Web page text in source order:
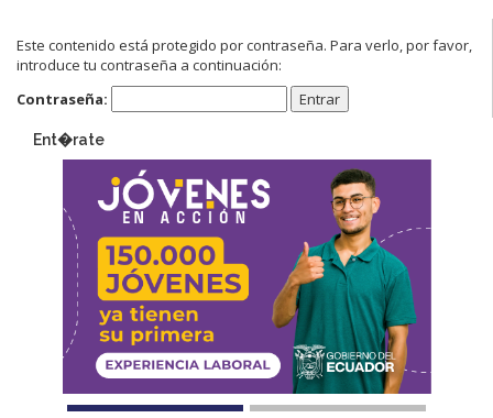
Este contenido está protegido por contraseña. Para verlo, por favor,
introduce tu contraseña a continuación:
Contraseña:
Ent�rate